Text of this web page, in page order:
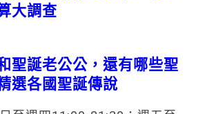
大調查
聖誕老公公，還有哪些聖
選各國聖誕傳說